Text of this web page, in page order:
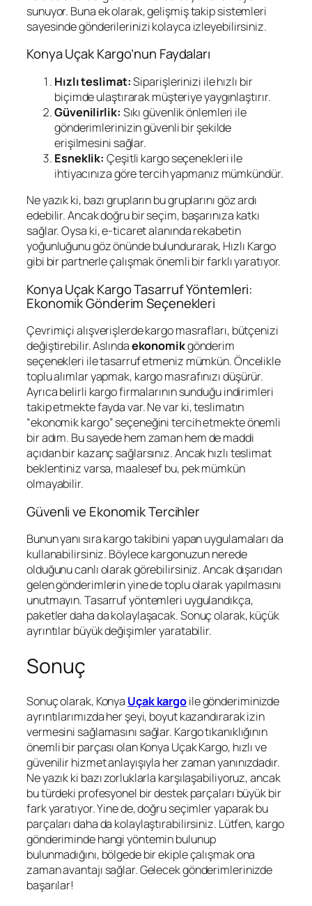
sunuyor. Buna ek olarak, gelişmiş takip sistemleri
sayesinde gönderilerinizi kolayca izleyebilirsiniz.
Konya Uçak Kargo’nun Faydaları
Hızlı teslimat:Siparişlerinizi ile hızlı bir
biçimde ulaştırarak müşteriye yaygınlaştırır.
Güvenilirlik: Sıkı güvenlik önlemleri ile
gönderimlerinizin güvenli bir şekilde
erişilmesini sağlar.
Esneklik: Çeşitli kargo seçenekleri ile
ihtiyacınıza göre tercih yapmanız mümkündür.
Ne yazık ki, bazı grupların bu gruplarını göz ardı
edebilir. Ancak doğru bir seçim, başarınıza katkı
sağlar. Oysa ki, e-ticaret alanında rekabetin
yoğunluğunu göz önünde bulundurarak, Hızlı Kargo
gibi bir partnerle çalışmak önemli bir farklı yaratıyor.
Konya Uçak Kargo Tasarruf Yöntemleri:
Ekonomik Gönderim Seçenekleri
Çevrimiçi alışverişlerde kargo masrafları, bütçenizi
değiştirebilir. Aslındaekonomikgönderim
seçenekleri ile tasarruf etmeniz mümkün. Öncelikle
toplu alımlar yapmak, kargo masrafınızı düşürür.
Ayrıca belirli kargo firmalarının sunduğu indirimleri
takip etmekte fayda var. Ne var ki, teslimatın
“ekonomik kargo” seçeneğini tercih etmekte önemli
bir adım. Bu sayede hem zaman hem de maddi
açıdan bir kazanç sağlarsınız. Ancak hızlı teslimat
beklentiniz varsa, maalesef bu, pek mümkün
olmayabilir.
Güvenli ve Ekonomik Tercihler
Bunun yanı sıra kargo takibini yapan uygulamaları da
kullanabilirsiniz. Böylece kargonuzun nerede
olduğunu canlı olarak görebilirsiniz. Ancak dışarıdan
gelen gönderimlerin yine de toplu olarak yapılmasını
unutmayın. Tasarruf yöntemleri uygulandıkça,
paketler daha da kolaylaşacak. Sonuç olarak, küçük
ayrıntılar büyük değişimler yaratabilir.
Sonuç
Sonuç olarak, Konya Uçak kargoile gönderiminizde
ayrıntılarımızda her şeyi, boyut kazandırarak izin
vermesini sağlamasını sağlar. Kargo tıkanıklığının
önemli bir parçası olan Konya Uçak Kargo, hızlı ve
güvenilir hizmet anlayışıyla her zaman yanınızdadır.
Ne yazık ki bazı zorluklarla karşılaşabiliyoruz, ancak
bu türdeki profesyonel bir destek parçaları büyük bir
fark yaratıyor. Yine de, doğru seçimler yaparak bu
parçaları daha da kolaylaştırabilirsiniz. Lütfen, kargo
gönderiminde hangi yöntemin bulunup
bulunmadığını, bölgede bir ekiple çalışmak ona
zaman avantajı sağlar. Gelecek gönderimlerinizde
başarılar!